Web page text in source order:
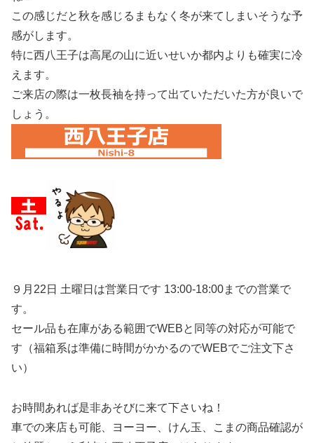
この感じだと秋を感じるまもなく冬が来てしまいそうな予
感がします。
特に西八王子は高尾の山に近いせいか都内よりも確実に冷
えます。
ご来店の際は一枚長袖を持って出ていただいた方が良いで
しょう。
９月22日 土曜日は営業日です 13:00-18:00までの営業で
す。
セール品も在庫がある範囲でWEBと同等の対応が可能で
す（福箱系は準備に時間がかかるのでWEBでご注文下さ
い）
お時間あれば是非あそびに来て下さいね！
車での来店も可能、ヨーヨー、けん玉、こまの商品確認が